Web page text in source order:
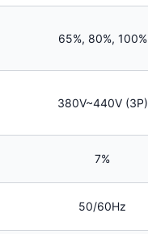
65%, 80%, 100%
380V~440V (3P)
7%
50/60Hz